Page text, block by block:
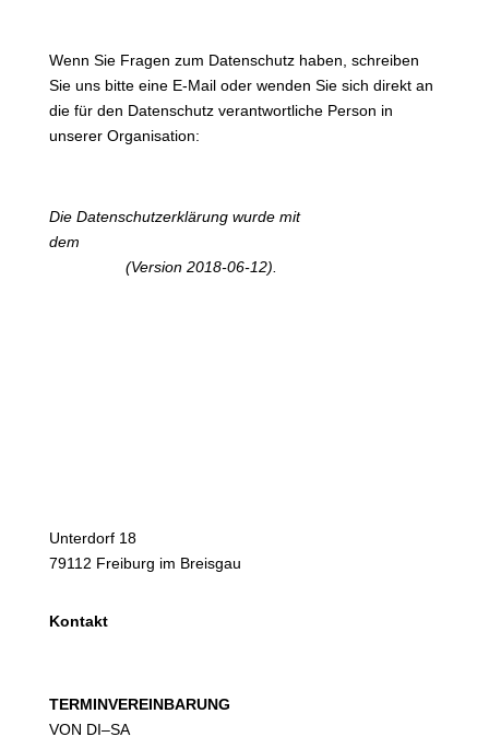
Wenn Sie Fragen zum Datenschutz haben, schreiben
Sie uns bitte eine E-Mail oder wenden Sie sich direkt an
die für den Datenschutz verantwortliche Person in
unserer Organisation:
Die Datenschutzerklärung wurde mit
dem
(Version 2018-06-12).
Unterdorf 18
79112 Freiburg im Breisgau
Kontakt
TERMINVEREINBARUNG
VON DI–SA